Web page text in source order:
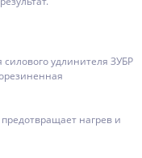
удлинителя ЗУБР
нагрев и